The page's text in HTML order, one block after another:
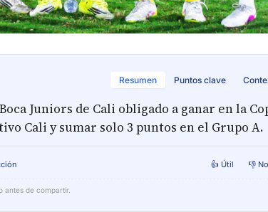
Resumen Puntos clave
Juniors de Cali obligado a ganar en la
Cali y sumar solo 3 puntos en el Grupo A.
👍 Útil 👎
antes de compartir.